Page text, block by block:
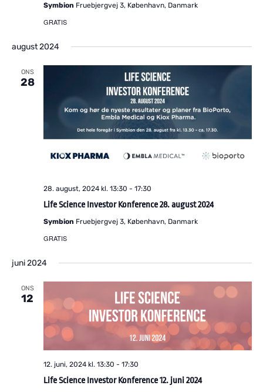
Symbion Fruebjergvej 3, København, Danmark
GRATIS
august 2024
ONS
28
28. august, 2024 kl. 13:30 - 17:30
Life Science Investor Konference 28. august 2024
Symbion Fruebjergvej 3, København, Danmark
GRATIS
juni 2024
ONS
12
12. juni, 2024 kl. 13:30 - 17:30
Life Science Investor Konference 12. juni 2024